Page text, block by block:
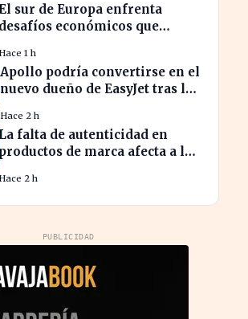
El sur de Europa enfrenta
desafíos económicos que
norte
Hace 1 h
Apollo podría convertirse en el
nuevo dueño de EasyJet tras la
Hace 2 h
La falta de autenticidad en
productos de marca afecta a los
Hace 2 h
PUBLICIDAD